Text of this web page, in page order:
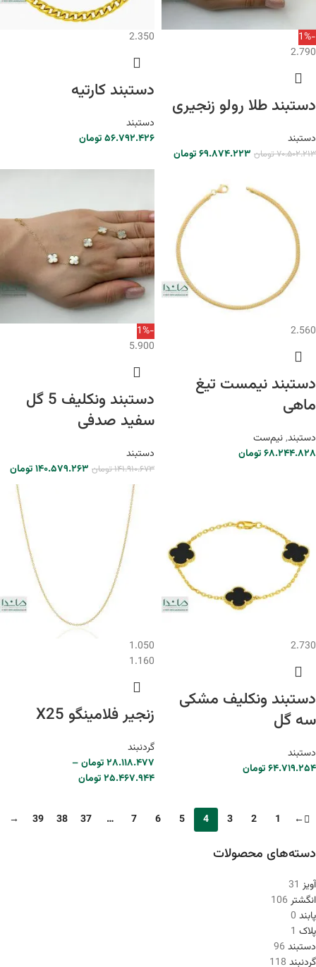
دسته‌های محصولات
آویز 31
انگشتر106
پابند 0
پلاک 1
دستبند96
گردنبند 118
-1%
2.790
دستبند طلا رولو زنجیری
دستبند
۷۰.۵۰۲.۲۱۳تومان ۶۹.۸۷۴.۲۲۳تومان
2.350
دستبند کارتیه
دستبند
۵۶.۷۹۲.۴۲۶تومان
2.560
دستبند نیمست تیغ
ماهی
دستبند,نیم‌ست
۶۸.۲۴۴.۸۲۸تومان
-1%
5.900
دستبند ونکلیف 5 گل
سفید صدفی
دستبند
۱۴۱.۹۱۰.۶۷۳تومان ۱۴۰.۵۷۹.۲۶۳تومان
2.730
دستبند ونکلیف مشکی
سه گل
دستبند
۶۴.۷۱۹.۲۵۴تومان
1.050
1.160
زنجیر فلامینگو X25
گردنبند
۲۸.۱۱۸.۴۷۷تومان–
۲۵.۴۶۷.۹۴۴تومان
←
1
2
3
4
5
6
7
…
37
38
39
→